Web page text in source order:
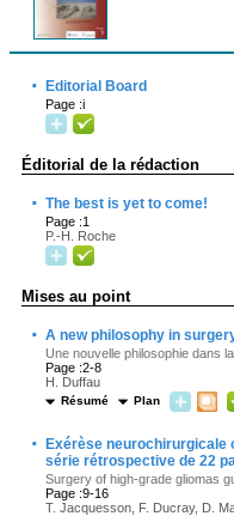
· Editorial Board
Page :i
Éditorial de la rédaction
· The best is yet to come!
Page :1
P.-H. Roche
Mises au point
· A new philosophy in
Une nouvelle philosophie dans
Page :2-8
H. Duffau
Résumé Plan
·
Exérèse neurochirurgicale
série rétrospective de 22
Surgery of high-grade gliomas
Page :9-16
T. Jacquesson, F. Ducray, D.